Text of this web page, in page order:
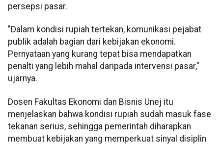
persepsi pasar.
"Dalam kondisi rupiah tertekan, komunikasi pejabat
publik adalah bagian dari kebijakan ekonomi.
Pernyataan yang kurang tepat bisa mendapatkan
penalti yang lebih mahal daripada intervensi pasar,"
ujarnya.
Dosen Fakultas Ekonomi dan Bisnis Unej itu
menjelaskan bahwa kondisi rupiah sudah masuk fase
tekanan serius, sehingga pemerintah diharapkan
membuat kebijakan yang memperkuat sinyal disiplin